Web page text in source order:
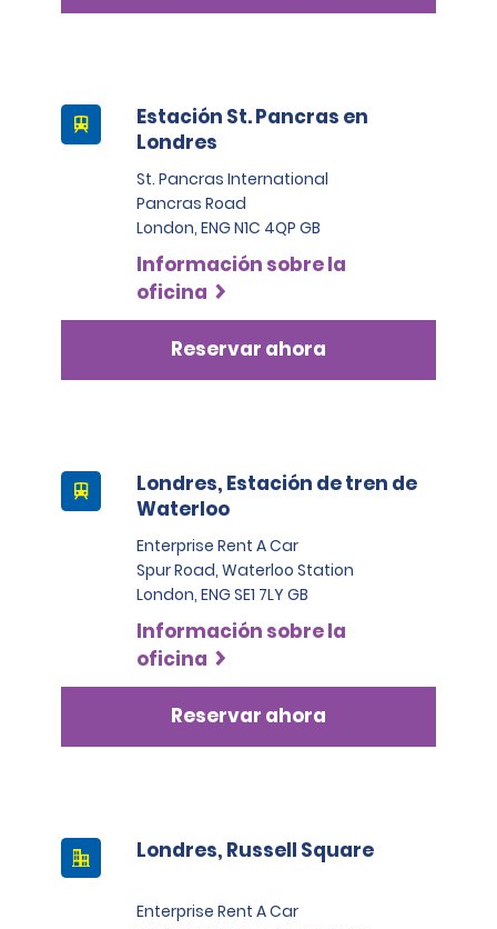
organización externa.
Estación St. Pancras en
Londres
St. Pancras International
Pancras Road
London, ENG N1C 4QP GB
Información sobre la
oficina
Reservar ahora
Londres, Estación de tren de
Waterloo
Enterprise Rent A Car
Spur Road, Waterloo Station
London, ENG SE1 7LY GB
Información sobre la
oficina
Reservar ahora
Londres, Russell Square
Enterprise Rent A Car